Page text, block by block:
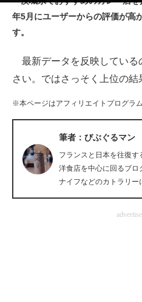
注目記事を集めた総合ページ
スマホと通信の最新トレンド
進化するPCとデバイスの未来
ビジネスと働き方のヒント
AI活用のいまが分かる
年5月にユーザーからの評価が高
す。
最新データを反映している
さい。ではさっそく上位の結
※本ページはアフィリエイトプログラ
筆者：びぶぐるマン
フランスと日本を往復
洋食店を中心に回るブ
ナイフなどのカトラリー